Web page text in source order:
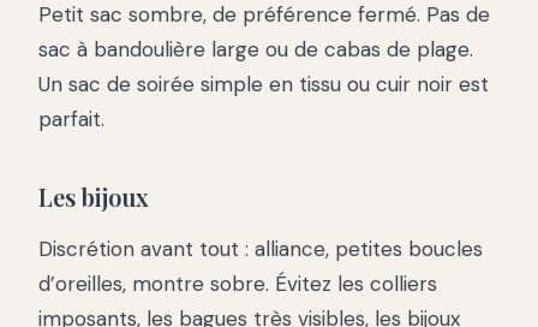
Petit sac sombre, de préférence fermé. Pas de
sac à bandoulière large ou de cabas de plage.
Un sac de soirée simple en tissu ou cuir noir est
parfait.
Les bijoux
Discrétion avant tout : alliance, petites boucles
d’oreilles, montre sobre. Évitez les colliers
imposants, les bagues très visibles, les bijoux